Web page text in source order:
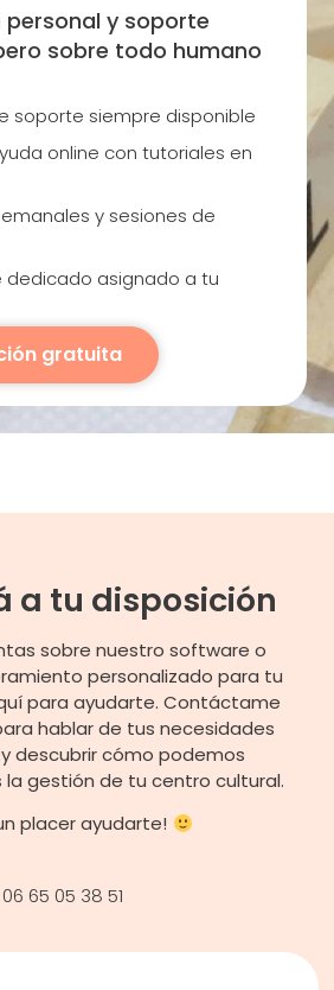
y soporte
sobre todo humano
soporte siempre disponible
online con tutoriales en
y sesiones de
dedicado asignado a tu
gratuita
a tu disposición
sobre nuestro software o
personalizado para tu
para ayudarte. Contáctame
hablar de tus necesidades
descubrir cómo podemos
la gestión de tu centro cultural.
placer ayudarte!
06 65 05 38 51